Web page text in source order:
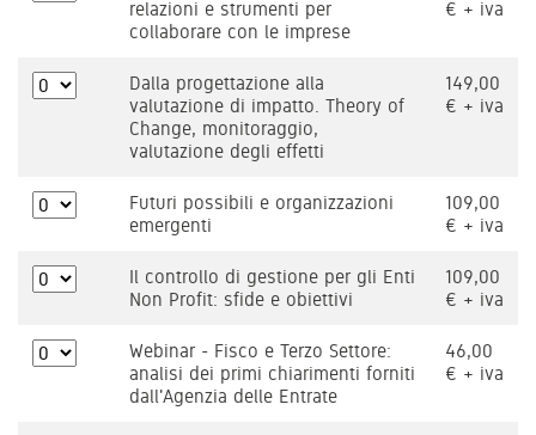
relazioni e strumenti per
collaborare con le imprese
€ + iva
Dalla progettazione alla
valutazione di impatto. Theory of
Change, monitoraggio,
valutazione degli effetti
149,00
€ + iva
Futuri possibili e organizzazioni
emergenti
109,00
€ + iva
Il controllo di gestione per gli Enti
Non Profit: sfide e obiettivi
109,00
€ + iva
Webinar - Fisco e Terzo Settore:
analisi dei primi chiarimenti forniti
dall'Agenzia delle Entrate
46,00
€ + iva